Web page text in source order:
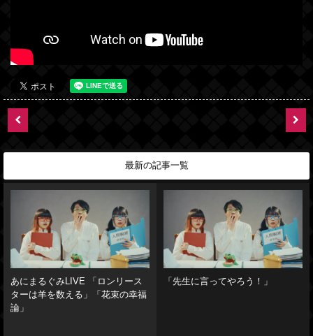
最新の記事一覧
あにまるぐみLIVE 「ロンリース
ターは羊を数える」「花束の幸福
論」
「先生に言ってやろう！」